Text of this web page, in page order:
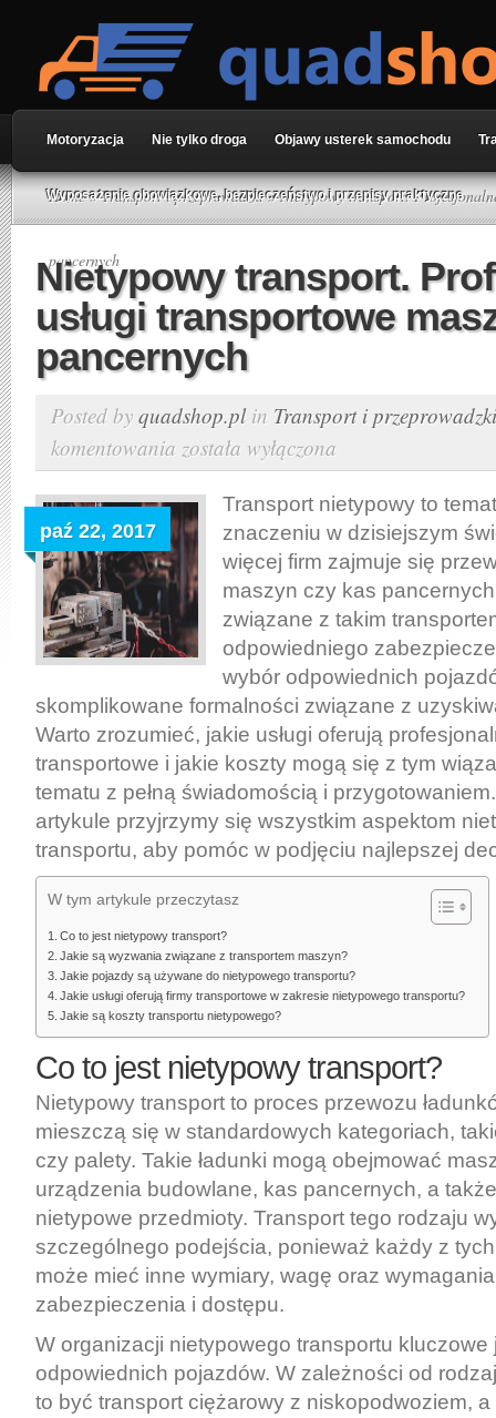
Motoryzacja Nie tylko droga Objawy usterek samochodu
Wyposażenie obowiązkowe, bezpieczeństwo i przepisy praktyczne
Home»Transport i przeprowadzki» Nietypowy transport.
pancernych
Nietypowy transport.
usługi transportowe
pancernych
Posted by quadshop.plin Transport i przeprowadzki
komentowania Nietypowy
transport.
Profesjonalne
usługi
transportowe
maszyn
i
kas
pancernych
została wyłączona
paź 22, 2017
Transport nietypowy to
znaczeniu w dzisiejszym
więcej firm zajmuje się
maszyn czy kas
związane z takim
odpowiedniego
wybór odpowiednich
skomplikowane formalności związane z
Warto zrozumieć, jakie usługi oferują
transportowe i jakie koszty mogą się z tym
tematu z pełną świadomością i
artykule przyjrzymy się wszystkim aspektom
transportu, aby pomóc w podjęciu najlepszej
W tym artykule przeczytasz
Co to jest nietypowy transport?
Jakie są wyzwania związane z transportem maszyn?
Jakie pojazdy są używane do nietypowego transportu?
Jakie usługi oferują firmy transportowe w zakresie nietypowego transportu?
Jakie są koszty transportu nietypowego?
Co to jest nietypowy transport?
Nietypowy transport to proces przewozu
mieszczą się w standardowych kategoriach,
czy palety. Takie ładunki mogą obejmować
urządzenia budowlane, kas pancernych, a
nietypowe przedmioty. Transport tego rodzaju
szczególnego podejścia, ponieważ każdy z
może mieć inne wymiary, wagę oraz
zabezpieczenia i dostępu.
W organizacji nietypowego transportu
odpowiednich pojazdów. W zależności od
to być transport ciężarowy z niskopodwoziem, a